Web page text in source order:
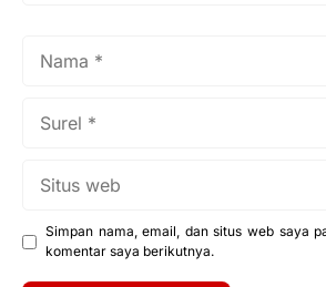
Simpan nama, email, dan situs web saya
komentar saya berikutnya.